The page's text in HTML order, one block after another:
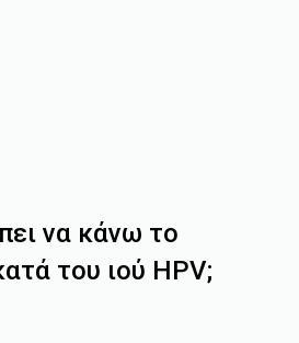
να κάνω το
του ιού HPV;